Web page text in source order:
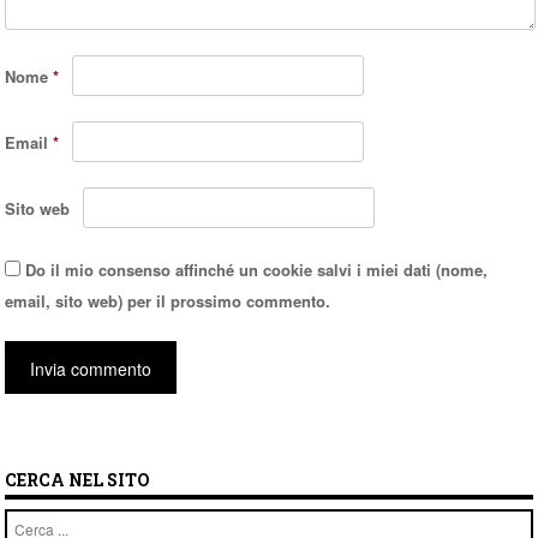
Nome*
Email*
Sito web
Do il mio consenso affinché un cookie salvi i miei dati (nome,
email, sito web) per il prossimo commento.
CERCA NEL SITO
Cerca